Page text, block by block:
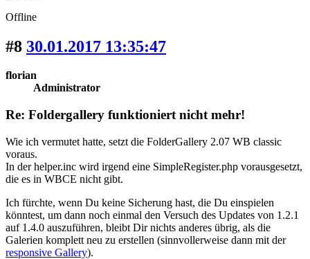
Offline
#8 30.01.2017 13:35:47
florian
Administrator
Re: Foldergallery funktioniert nicht mehr!
Wie ich vermutet hatte, setzt die FolderGallery 2.07 WB classic
voraus.
In der helper.inc wird irgend eine SimpleRegister.php vorausgesetzt,
die es in WBCE nicht gibt.
Ich fürchte, wenn Du keine Sicherung hast, die Du einspielen
könntest, um dann noch einmal den Versuch des Updates von 1.2.1
auf 1.4.0 auszuführen, bleibt Dir nichts anderes übrig, als die
Galerien komplett neu zu erstellen (sinnvollerweise dann mit der
responsive Gallery).